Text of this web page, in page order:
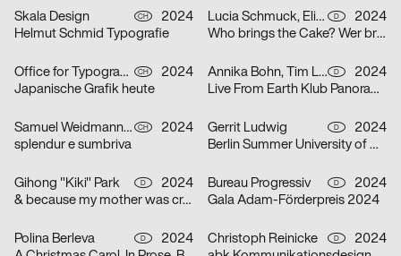
Skala Design CH
2024
Helmut Schmid Typografie
Lucia Schmuck, Elisabeth Thoma D
2024
Who brings the Cake? Wer bringt den Kuchen?
Office for Typography CH
2024
Japanische Grafik heute
Annika Bohn, Tim Lindacher, Johannes Schreiner, Nina Sticher D
2024
Live From Earth Klub Panorama Bar
Samuel Weidmann, Coralie Wipf CH
2024
splendur e sumbriva
Gerrit Ludwig D
2024
Berlin Summer University of Arts 2025
Gihong "Kiki" Park D
2024
& because my mother was crazy
Bureau Progressiv D
2024
Gala Adam-Förderpreis 2024
Polina Berleva D
2024
Christoph Reinicke D
2024